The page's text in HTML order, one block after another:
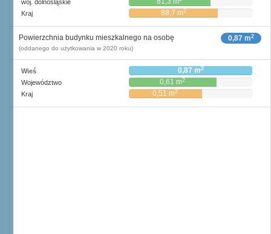
woj. dolnośląskie
Kraj 88,7 m2
0,87 m2
Powierzchnia budynku mieszkalnego na osobę
(oddanego do użytkowania w 2020 roku)
Wieś 0,87 m2
Województwo 0,61 m2
Kraj 0,51 m2